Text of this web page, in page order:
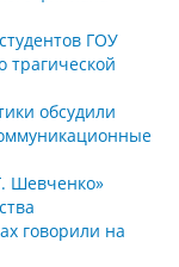
ГОУ
трагической
обсудили
Шевченко»
говорили на